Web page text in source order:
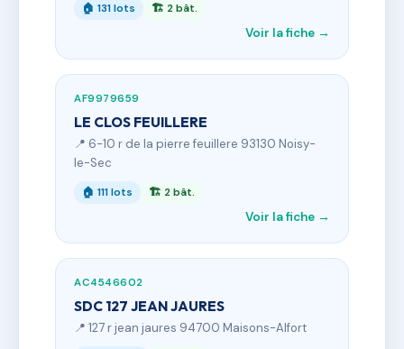
🏠 131 lots 🏗 2 bât.
Voir la fiche →
AF9979659
LE CLOS FEUILLERE
📍 6-10 r de la pierre feuillere 93130 Noisy-
le-Sec
🏠 111 lots 🏗 2 bât.
Voir la fiche →
AC4546602
SDC 127 JEAN JAURES
📍 127 r jean jaures 94700 Maisons-Alfort